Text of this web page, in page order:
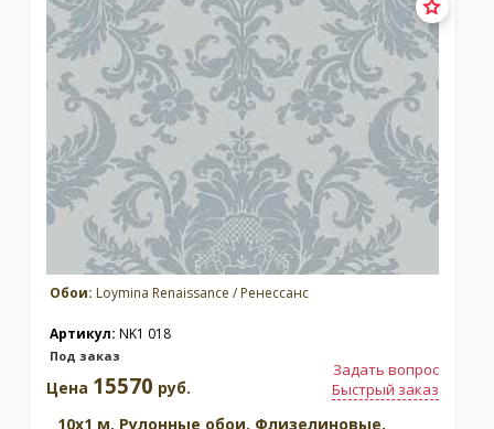
Обои: Loymina Renaissance / Ренессанс
Артикул: NK1 018
Под заказ
Задать вопрос
Быстрый заказ
Цена 15570 руб.
10x1 м. Рулонные обои. Флизелиновые.